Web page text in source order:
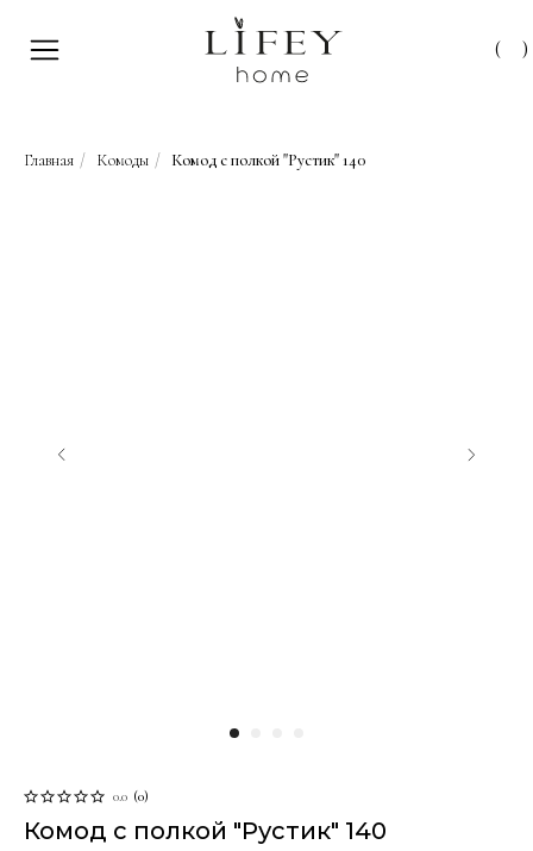
( )
Главная / Комоды / Комод с полкой "Рустик" 140
0.0 (0)
Комод с полкой "Рустик" 140